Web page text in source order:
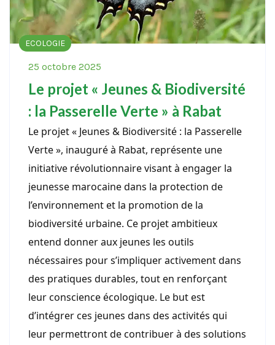
ECOLOGIE
25 octobre 2025
Le projet « Jeunes & Biodiversité
: la Passerelle Verte » à Rabat
Le projet « Jeunes & Biodiversité : la Passerelle
Verte », inauguré à Rabat, représente une
initiative révolutionnaire visant à engager la
jeunesse marocaine dans la protection de
l’environnement et la promotion de la
biodiversité urbaine. Ce projet ambitieux
entend donner aux jeunes les outils
nécessaires pour s’impliquer activement dans
des pratiques durables, tout en renforçant
leur conscience écologique. Le but est
d’intégrer ces jeunes dans des activités qui
leur permettront de contribuer à des solutions